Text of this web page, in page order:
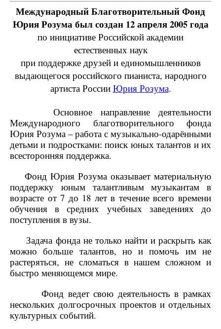
Международный Благотворительный Фонд
Юрия Розума был создан 12 апреля 2005 года
по инициативе Российской академии
естественных наук
при поддержке друзей и единомышленников
выдающегося российского пианиста, народного
артиста России Юрия Розума.
Основное направление деятельности
Международного благотворительного фонда
Юрия Розума – работа с музыкально-одарёнными
детьми и подростками: поиск юных талантов и их
всесторонняя поддержка.
Фонд Юрия Розума оказывает материальную
поддержку юным талантливым музыкантам в
возрасте от 7 до 18 лет в течение всего времени
обучения в средних учебных заведениях до
поступления в вузы.
Задача фонда не только найти и раскрыть как
можно больше талантов, но и помочь им не
растеряться, не сломаться в нашем сложном и
быстро меняющемся мире.
Фонд ведет свою деятельность в рамках
нескольких долгосрочных проектов и отдельных
культурных событий.